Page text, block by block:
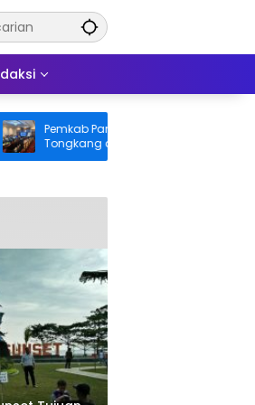
Pemkab Pangandaran Desak Bangkai
Tongkang dan Ceceran Batu Bara
Segera Diangkat, Soroti Buruknya